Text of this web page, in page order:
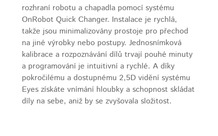
rozhraní robotu a chapadla pomocí systému
OnRobot Quick Changer. Instalace je rychlá,
takže jsou minimalizovány prostoje pro přechod
na jiné výrobky nebo postupy. Jednosnímková
kalibrace a rozpoznávání dílů trvají pouhé minuty
a programování je intuitivní a rychlé. A díky
pokročilému a dostupnému 2,5D vidění systému
Eyes získáte vnímání hloubky a schopnost skládat
díly na sebe, aniž by se zvyšovala složitost.